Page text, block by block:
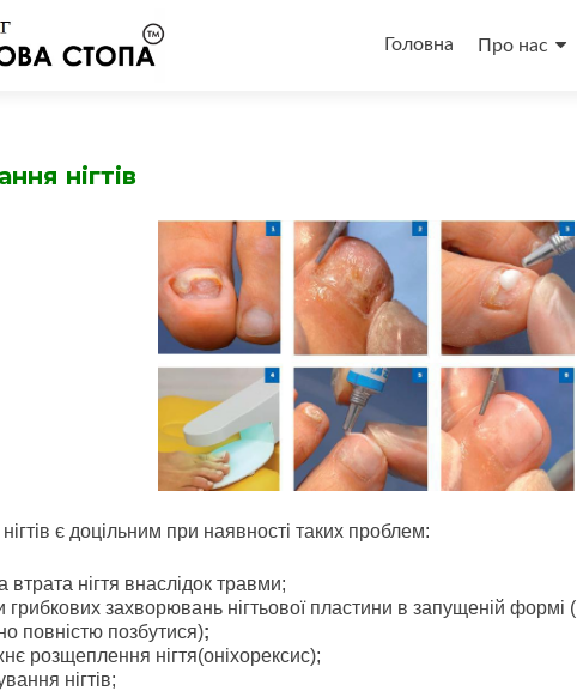
до
Головна Про нас
нігтів
є доцільним при наявності таких проблем:
втрата нігтя внаслідок травми;
грибкових захворювань нігтьової пластини в запущеній
повністю позбутися);
розщеплення нігтя(оніхорексис);
нігтів;